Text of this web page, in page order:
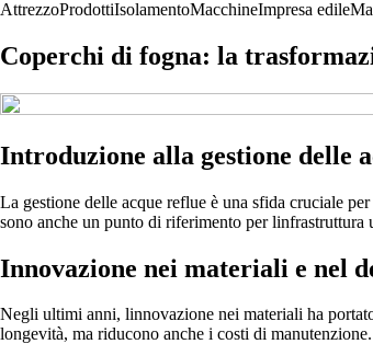
AttrezzoProdottiIsolamentoMacchineImpresa edile
Coperchi di fogna: la
Introduzione alla gestione delle
La gestione delle acque reflue è una sfida cruciale
sono anche un punto di riferimento per linfrastruttura
Innovazione nei materiali e nel
Negli ultimi anni, linnovazione nei materiali ha
longevità, ma riducono anche i costi di